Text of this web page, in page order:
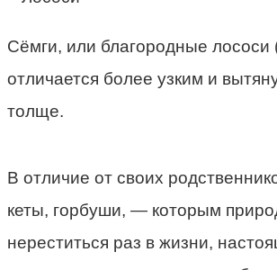
Сёмги, или благородные
отличается более узким и
толще.
В отличие от своих
кеты, горбуши, — которым
нереститься раз в жизни,